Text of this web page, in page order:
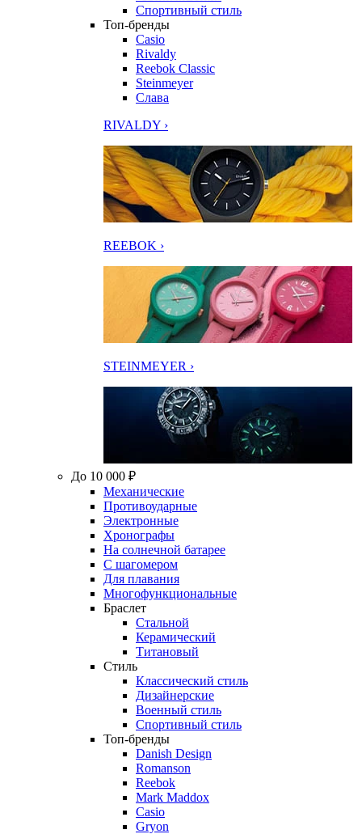
Спортивный стиль
Топ-бренды
Casio
Rivaldy
Reebok Classic
Steinmeyer
Слава
RIVALDY ›
REEBOK ›
STEINMEYER ›
До 10 000 ₽
Механические
Противоударные
Электронные
Хронографы
На солнечной батарее
С шагомером
Для плавания
Многофункциональные
Браслет
Стальной
Керамический
Титановый
Стиль
Классический стиль
Дизайнерские
Военный стиль
Спортивный стиль
Топ-бренды
Danish Design
Romanson
Reebok
Mark Maddox
Casio
Gryon